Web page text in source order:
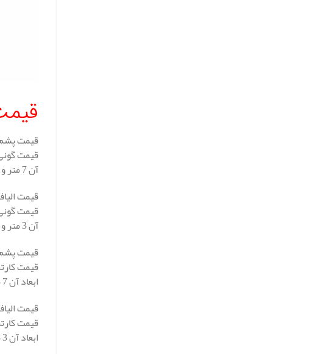
آن 7 متر و 20 سانتی متر و عرض آن 61 سانتی متر است.
آن 3 متر و 60 سانتی متر و عرض آن 61 سانتی متر است.
ابعاد آن 7 متر و 20 سانتی متر و عرض آن 61 سانتی متر است.
ابعاد آن 3 متر و 60 سانتی متر و عرض آن 61 سانتی متر است.